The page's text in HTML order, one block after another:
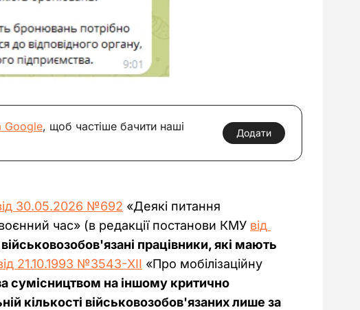
Google, щоб частіше бачити наші
Додати
30.05.2026 №692 «Деякі питання
час» (в редакції постанови КМУ від
працівники, які мають
21.10.1993 №3543-XII «Про мобілізаційну
сумісництвом на іншому критично
кількості військовозобов'язаних лише за